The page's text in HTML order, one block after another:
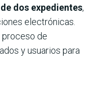
dos expedientes,
electrónicas.
proceso de
y usuarios para